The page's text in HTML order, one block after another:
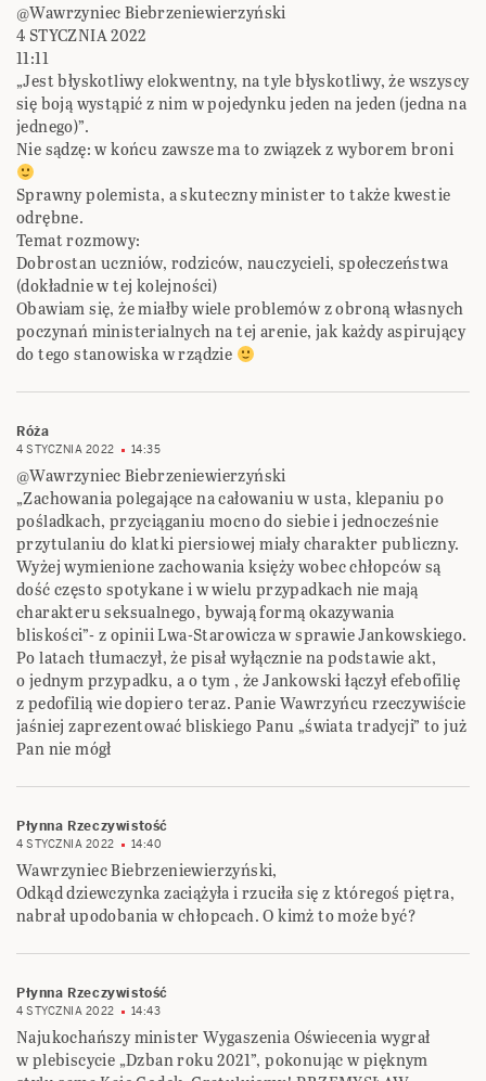
@Wawrzyniec Biebrzeniewierzyński
4 STYCZNIA 2022
11:11
„Jest błyskotliwy elokwentny, na tyle błyskotliwy, że wszyscy
się boją wystąpić z nim w pojedynku jeden na jeden (jedna na
jednego)”.
Nie sądzę: w końcu zawsze ma to związek z wyborem broni
Sprawny polemista, a skuteczny minister to także kwestie
odrębne.
Temat rozmowy:
Dobrostan uczniów, rodziców, nauczycieli, społeczeństwa
(dokładnie w tej kolejności)
Obawiam się, że miałby wiele problemów z obroną własnych
poczynań ministerialnych na tej arenie, jak każdy aspirujący
do tego stanowiska w rządzie
Róża
4 STYCZNIA 2022 14:35
@Wawrzyniec Biebrzeniewierzyński
„Zachowania polegające na całowaniu w usta, klepaniu po
pośladkach, przyciąganiu mocno do siebie i jednocześnie
przytulaniu do klatki piersiowej miały charakter publiczny.
Wyżej wymienione zachowania księży wobec chłopców są
dość często spotykane i w wielu przypadkach nie mają
charakteru seksualnego, bywają formą okazywania
bliskości”- z opinii Lwa-Starowicza w sprawie Jankowskiego.
Po latach tłumaczył, że pisał wyłącznie na podstawie akt,
o jednym przypadku, a o tym , że Jankowski łączył efebofilię
z pedofilią wie dopiero teraz. Panie Wawrzyńcu rzeczywiście
jaśniej zaprezentować bliskiego Panu „świata tradycji” to już
Pan nie mógł
Płynna Rzeczywistość
4 STYCZNIA 2022 14:40
Wawrzyniec Biebrzeniewierzyński,
Odkąd dziewczynka zaciążyła i rzuciła się z któregoś piętra,
nabrał upodobania w chłopcach. O kimż to może być?
Płynna Rzeczywistość
4 STYCZNIA 2022 14:43
Najukochańszy minister Wygaszenia Oświecenia wygrał
w plebiscycie „Dzban roku 2021”, pokonując w pięknym